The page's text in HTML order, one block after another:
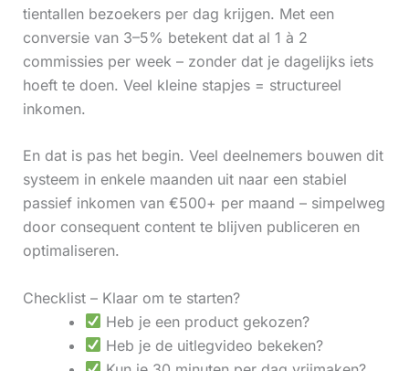
tientallen bezoekers per dag krijgen. Met een
conversie van 3–5% betekent dat al 1 à 2
commissies per week – zonder dat je dagelijks iets
hoeft te doen. Veel kleine stapjes = structureel
inkomen.
En dat is pas het begin. Veel deelnemers bouwen dit
systeem in enkele maanden uit naar een stabiel
passief inkomen van €500+ per maand – simpelweg
door consequent content te blijven publiceren en
optimaliseren.
Checklist – Klaar om te starten?
Heb je een product gekozen?
Heb je de uitlegvideo bekeken?